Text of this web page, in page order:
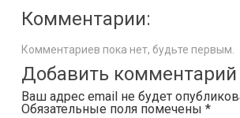
Комментарии:
Комментариев пока нет, будьте первым.
Добавить комментарий
Ваш адрес email не будет
Обязательные поля помечены *